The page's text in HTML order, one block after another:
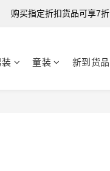
购买指定折扣货品可享7折
装 童装 新到货品